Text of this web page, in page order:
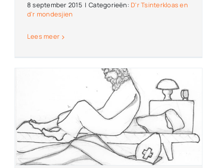
8 september 2015 | Categorieën: D'r Tsinterkloas en
d'r mondesjien
Lees meer